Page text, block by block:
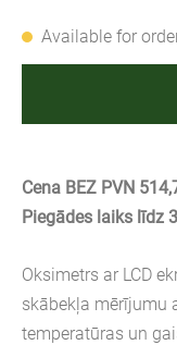
Available for
Cena BEZ PVN
Piegādes laiks līdz
Oksimetrs ar LCD
skābekļa mērījumu
temperatūras un